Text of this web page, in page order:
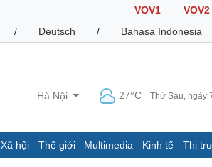
VOV1 VOV2
/ Deutsch / Bahasa Indonesia
Hà Nội 27°C Thứ Sáu, ngày
Xã hội Thế giới Multimedia Kinh tế Thị